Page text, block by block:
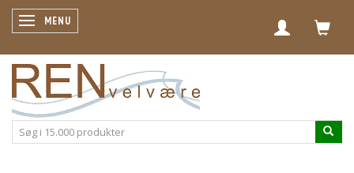
SKIFTE NAVIGATION
MENU